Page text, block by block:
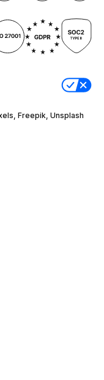
Freepik, Unsplash